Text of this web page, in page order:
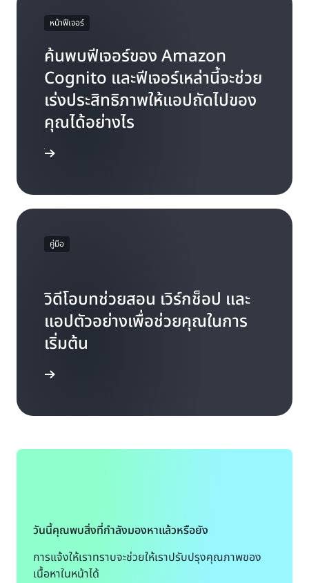
หน้าฟีเจอร์
ค้นพบฟีเจอร์ของ Amazon
Cognito และฟีเจอร์เหล่านี้จะช่วย
เร่งประสิทธิภาพให้แอปถัดไปของ
คุณได้อย่างไร
คู่มือ
วิดีโอบทช่วยสอน เวิร์กช็อป และ
แอปตัวอย่างเพื่อช่วยคุณในการ
เริ่มต้น
วันนี้คุณพบสิ่งที่กำลังมองหาแล้วหรือยัง
การแจ้งให้เราทราบจะช่วยให้เราปรับปรุงคุณภาพของ
เนื้อหาในหน้าได้